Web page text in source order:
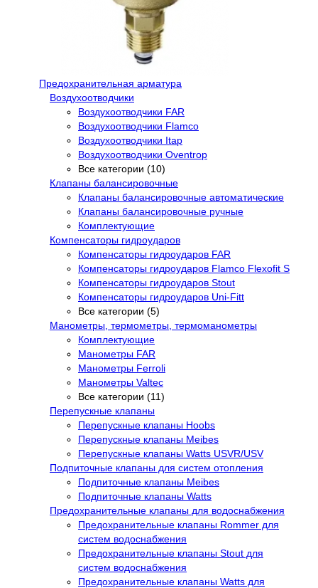
Предохранительная арматура
Воздухоотводчики
Воздухоотводчики FAR
Воздухоотводчики Flamco
Воздухоотводчики Itap
Воздухоотводчики Oventrop
Все категории (10)
Клапаны балансировочные
Клапаны балансировочные автоматические
Клапаны балансировочные ручные
Комплектующие
Компенсаторы гидроударов
Компенсаторы гидроударов FAR
Компенсаторы гидроударов Flamco Flexofit S
Компенсаторы гидроударов Stout
Компенсаторы гидроударов Uni-Fitt
Все категории (5)
Манометры, термометры, термоманометры
Комплектующие
Манометры FAR
Манометры Ferroli
Манометры Valtec
Все категории (11)
Перепускные клапаны
Перепускные клапаны Hoobs
Перепускные клапаны Meibes
Перепускные клапаны Watts USVR/USV
Подпиточные клапаны для систем отопления
Подпиточные клапаны Meibes
Подпиточные клапаны Watts
Предохранительные клапаны для водоснабжения
Предохранительные клапаны Rommer для
систем водоснабжения
Предохранительные клапаны Stout для
систем водоснабжения
Предохранительные клапаны Watts для